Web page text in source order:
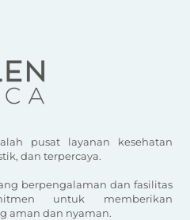
pusat layanan kesehatan
dan terpercaya.
berpengalaman dan fasilitas
untuk memberikan
aman dan nyaman.